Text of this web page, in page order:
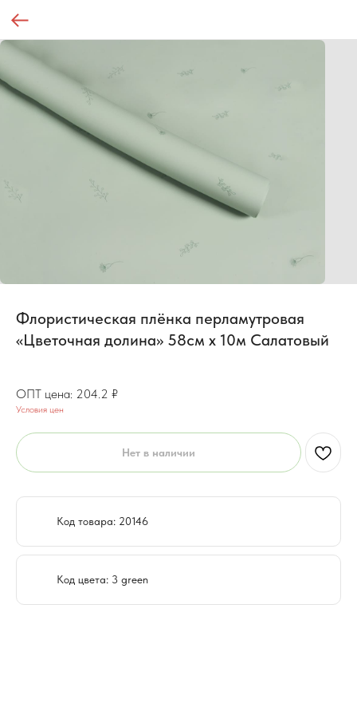
Флористическая плёнка перламутровая
«Цветочная долина» 58см х 10м Салатовый
204.2 ₽
Условия цен
Нет в наличии
Код товара: 20146
Код цвета: 3 green